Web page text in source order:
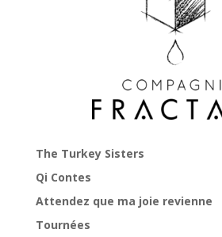
The Turkey Sisters
Qi Contes
Attendez que ma joie revienne
Tournées